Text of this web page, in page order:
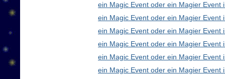
ein Magic Event oder ein Magier Event
ein Magic Event oder ein Magier Event
ein Magic Event oder ein Magier Event
ein Magic Event oder ein Magier Event
ein Magic Event oder ein Magier Event
ein Magic Event oder ein Magier Event